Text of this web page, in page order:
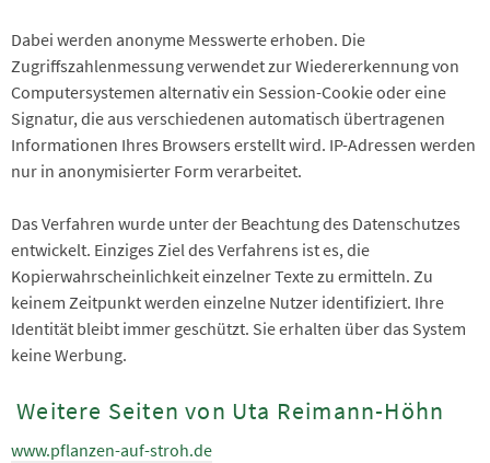
Dabei werden anonyme Messwerte erhoben. Die
Zugriffszahlenmessung verwendet zur Wiedererkennung von
Computersystemen alternativ ein Session-Cookie oder eine
Signatur, die aus verschiedenen automatisch übertragenen
Informationen Ihres Browsers erstellt wird. IP-Adressen werden
nur in anonymisierter Form verarbeitet.
Das Verfahren wurde unter der Beachtung des Datenschutzes
entwickelt. Einziges Ziel des Verfahrens ist es, die
Kopierwahrscheinlichkeit einzelner Texte zu ermitteln. Zu
keinem Zeitpunkt werden einzelne Nutzer identifiziert. Ihre
Identität bleibt immer geschützt. Sie erhalten über das System
keine Werbung.
Weitere Seiten von Uta Reimann-Höhn
www.pflanzen-auf-stroh.de